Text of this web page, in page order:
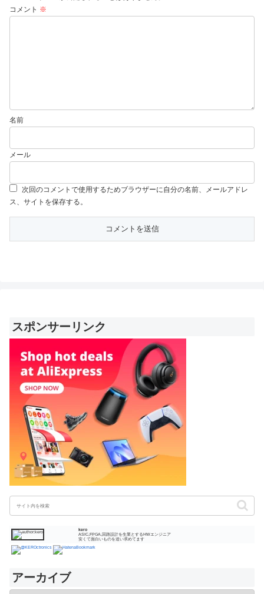
コメント ※
名前
メール
次回のコメントで使用するためブラウザーに自分の名前、メールアドレ
ス、サイトを保存する。
スポンサーリンク
kero
ASIC,FPGA,回路設計を生業とするHWエンジニア
安くて面白いものを追い求めてます
アーカイブ